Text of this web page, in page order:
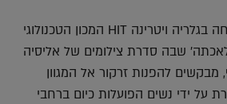
לכבוד יום האישה, נפתחה בגלריה ויטרינה HIT המכון הטכנולוגי
שבה סדרת צילומים של אליסיה
להפנות זרקור אל המגוון
על ידי נשים הפועלות כיום ברחבי